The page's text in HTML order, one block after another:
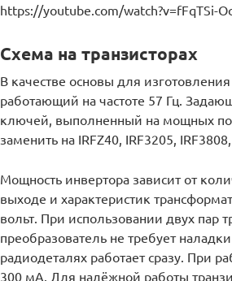
https://youtube.com/watch?v=fFqTSi-
Схема на транзисторах
В качестве основы для
работающий на частоте 57 Гц.
ключей, выполненный на мощных
заменить на IRFZ40, IRF3205,
Мощность инвертора зависит от
выходе и характеристик
вольт. При использовании двух пар
преобразователь не требует
радиодеталях работает сразу. При
300 мА. Для надёжной работы